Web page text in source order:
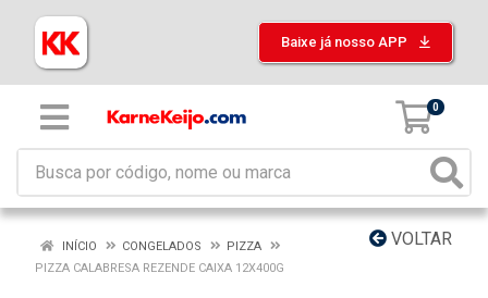
Baixe já nosso APP
0
VOLTAR
INÍCIO CONGELADOS
PIZZA
PIZZA CALABRESA REZENDE CAIXA 12X400G